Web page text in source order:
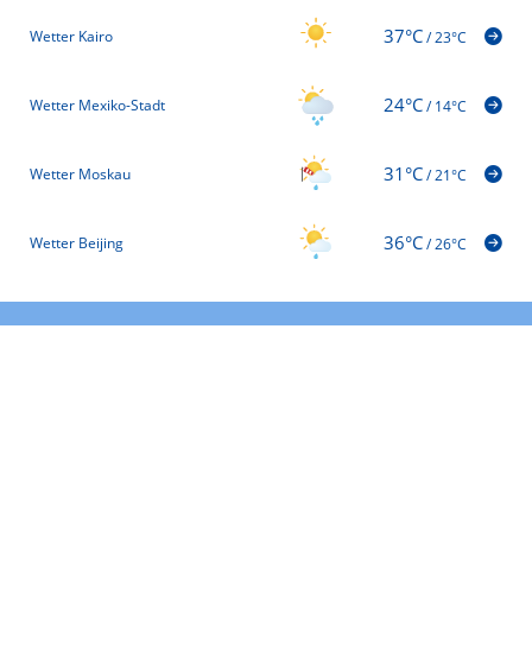
Wetter Kairo 37°C/23°C
Wetter Mexiko-Stadt 24°C/14°C
Wetter Moskau 31°C/21°C
Wetter Beijing 36°C/26°C